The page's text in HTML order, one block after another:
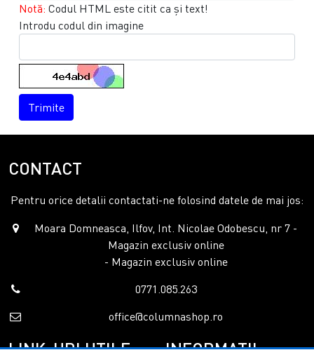
Notă: Codul HTML este citit ca şi text!
Introdu codul din imagine
Trimite
CONTACT
Pentru orice detalii contactati-ne folosind datele de mai jos:
Moara Domneasca, Ilfov, Int. Nicolae Odobescu, nr 7 -
Magazin exclusiv online
- Magazin exclusiv online
0771.085.263
office@columnashop.ro